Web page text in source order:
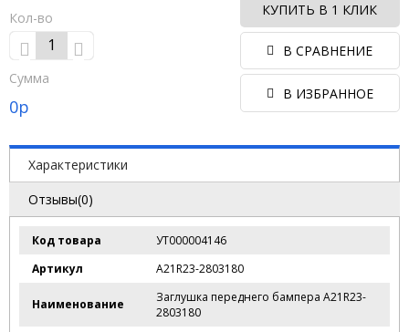
Кол-во
Сумма
0р
КУПИТЬ В 1 КЛИК
В СРАВНЕНИЕ
В ИЗБРАННОЕ
Характеристики
Отзывы(0)
Код товара
УТ000004146
Артикул
А21R23-2803180
Наименование
Заглушка переднего бампера A21R23-
2803180